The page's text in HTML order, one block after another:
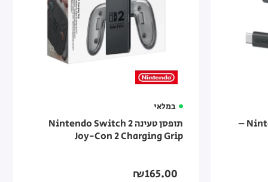
מתאם AC ל־Nintendo Switch 2 –
במלאי
תופסן טעינה Nintendo Switch 2
Joy-Con 2 Charging Grip
₪165.00